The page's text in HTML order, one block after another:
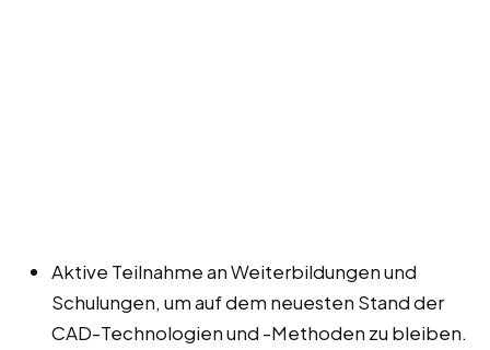
Aktive Teilnahme an Weiterbildungen und
Schulungen, um auf dem neuesten Stand der
CAD-Technologien und -Methoden zu bleiben.